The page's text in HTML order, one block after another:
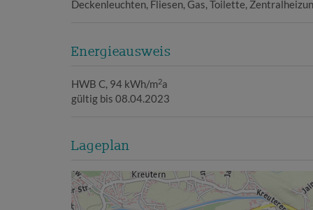
Deckenleuchten Fliesen Gas Toilette
Energieausweis
HWB C, 94 kWh/m2a
gültig bis 08.04.2023
Lageplan